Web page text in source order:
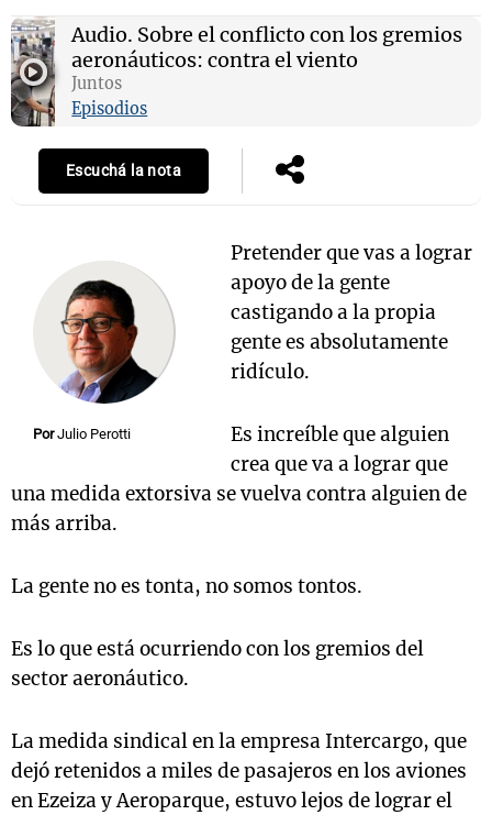
Audio. Sobre el conflicto con los gremios
aeronáuticos: contra el viento
Juntos
Episodios
Escuchá la nota
Por Julio Perotti
Pretender que vas a lograr
apoyo de la gente
castigando a la propia
gente es absolutamente
ridículo.
Es increíble que alguien
crea que va a lograr que
una medida extorsiva se vuelva contra alguien de
más arriba.
La gente no es tonta, no somos tontos.
Es lo que está ocurriendo con los gremios del
sector aeronáutico.
La medida sindical en la empresa Intercargo, que
dejó retenidos a miles de pasajeros en los aviones
en Ezeiza y Aeroparque, estuvo lejos de lograr el